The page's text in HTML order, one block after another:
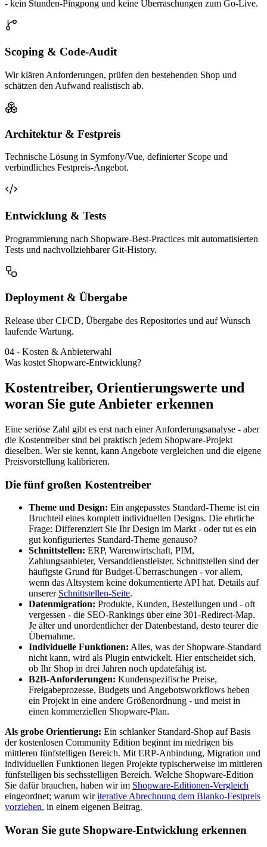
- kein Stunden-Pingpong und keine Überraschungen zum Go-Live.
Scoping & Code-Audit
Wir klären Anforderungen, prüfen den bestehenden Shop und
schätzen den Aufwand realistisch ab.
Architektur & Festpreis
Technische Lösung in Symfony/Vue, definierter Scope und
verbindliches Festpreis-Angebot.
Entwicklung & Tests
Programmierung nach Shopware-Best-Practices mit automatisierten
Tests und nachvollziehbarer Git-History.
Deployment & Übergabe
Release über CI/CD, Übergabe des Repositories und auf Wunsch
laufende Wartung.
04 - Kosten & Anbieterwahl
Was kostet Shopware-Entwicklung?
Kostentreiber, Orientierungswerte und
woran Sie gute Anbieter erkennen
Eine seriöse Zahl gibt es erst nach einer Anforderungsanalyse - aber
die Kostentreiber sind bei praktisch jedem Shopware-Projekt
dieselben. Wer sie kennt, kann Angebote vergleichen und die eigene
Preisvorstellung kalibrieren.
Die fünf großen Kostentreiber
Theme und Design: Ein angepasstes Standard-Theme ist ein
Bruchteil eines komplett individuellen Designs. Die ehrliche
Frage: Differenziert Sie Ihr Design im Markt - oder tut es ein
gut konfiguriertes Standard-Theme genauso?
Schnittstellen: ERP, Warenwirtschaft, PIM,
Zahlungsanbieter, Versanddienstleister. Schnittstellen sind der
häufigste Grund für Budget-Überraschungen - vor allem,
wenn das Altsystem keine dokumentierte API hat. Details auf
unserer Schnittstellen-Seite.
Datenmigration: Produkte, Kunden, Bestellungen und - oft
vergessen - die SEO-Rankings über eine 301-Redirect-Map.
Je älter und unordentlicher der Datenbestand, desto teurer die
Übernahme.
Individuelle Funktionen: Alles, was der Shopware-Standard
nicht kann, wird als Plugin entwickelt. Hier entscheidet sich,
ob Ihr Shop in drei Jahren noch updatefähig ist.
B2B-Anforderungen: Kundenspezifische Preise,
Freigabeprozesse, Budgets und Angebotsworkflows heben
ein Projekt in eine andere Größenordnung - und meist in
einen kommerziellen Shopware-Plan.
Als grobe Orientierung: Ein schlanker Standard-Shop auf Basis
der kostenlosen Community Edition beginnt im niedrigen bis
mittleren fünfstelligen Bereich. Mit ERP-Anbindung, Migration und
individuellen Funktionen liegen Projekte typischerweise im mittleren
fünfstelligen bis sechsstelligen Bereich. Welche Shopware-Edition
Sie dafür brauchen, haben wir im Shopware-Editionen-Vergleich
eingeordnet; warum wir iterative Abrechnung dem Blanko-Festpreis
vorziehen, in einem eigenen Beitrag.
Woran Sie gute Shopware-Entwicklung erkennen